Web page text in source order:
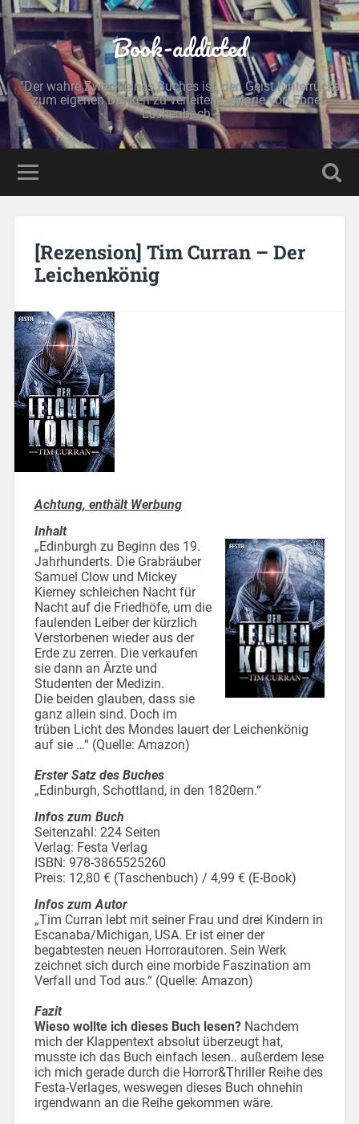
Book-addicted
"Der wahre Zweck eines Buches ist, den Geist hinterrücks
zum eigenen Denken zu verleiten." - Marie von Ebner-
Eschenbach -
[Rezension] Tim Curran – Der
Leichenkönig
Achtung, enthält Werbung
Inhalt
„Edinburgh zu Beginn des 19.
Jahrhunderts. Die Grabräuber
Samuel Clow und Mickey
Kierney schleichen Nacht für
Nacht auf die Friedhöfe, um die
faulenden Leiber der kürzlich
Verstorbenen wieder aus der
Erde zu zerren. Die verkaufen
sie dann an Ärzte und
Studenten der Medizin.
Die beiden glauben, dass sie
ganz allein sind. Doch im
trüben Licht des Mondes lauert der Leichenkönig
auf sie …“ (Quelle: Amazon)
Erster Satz des Buches
„Edinburgh, Schottland, in den 1820ern.“
Infos zum Buch
Seitenzahl: 224 Seiten
Verlag: Festa Verlag
ISBN: 978-3865525260
Preis: 12,80 € (Taschenbuch) / 4,99 € (E-Book)
Infos zum Autor
„Tim Curran lebt mit seiner Frau und drei Kindern in
Escanaba/Michigan, USA. Er ist einer der
begabtesten neuen Horrorautoren. Sein Werk
zeichnet sich durch eine morbide Faszination am
Verfall und Tod aus.“ (Quelle: Amazon)
Fazit
Wieso wollte ich dieses Buch lesen? Nachdem
mich der Klappentext absolut überzeugt hat,
musste ich das Buch einfach lesen.. außerdem lese
ich mich gerade durch die Horror&Thriller Reihe des
Festa-Verlages, weswegen dieses Buch ohnehin
irgendwann an die Reihe gekommen wäre.